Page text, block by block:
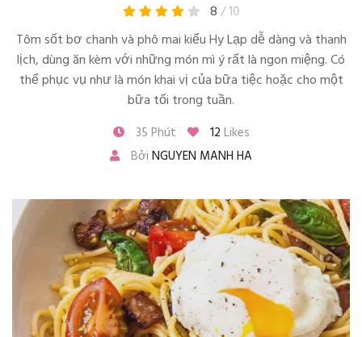
8/ 10
Tôm sốt bơ chanh và phô mai kiểu Hy Lạp dễ dàng và thanh
lịch, dùng ăn kèm với những món mì ý rất là ngon miệng. Có
thể phục vụ như là món khai vị của bữa tiệc hoặc cho một
bữa tối trong tuần.
35 Phút 12 Likes
Bởi NGUYEN MANH HA